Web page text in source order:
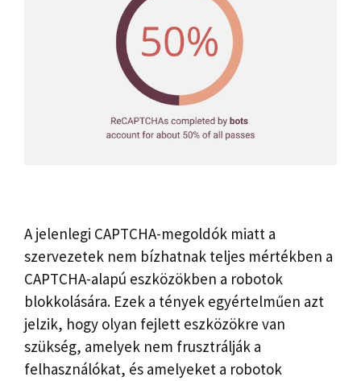
A jelenlegi CAPTCHA-megoldók miatt a
szervezetek nem bízhatnak teljes mértékben a
CAPTCHA-alapú eszközökben a robotok
blokkolására. Ezek a tények egyértelműen azt
jelzik, hogy olyan fejlett eszközökre van
szükség, amelyek nem frusztrálják a
felhasználókat, és amelyeket a robotok